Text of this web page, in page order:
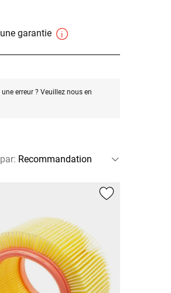
garantie
erreur ? Veuillez nous en
: